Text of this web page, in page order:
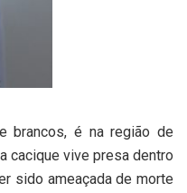
brancos, é na região de
cacique vive presa dentro
sido ameaçada de morte